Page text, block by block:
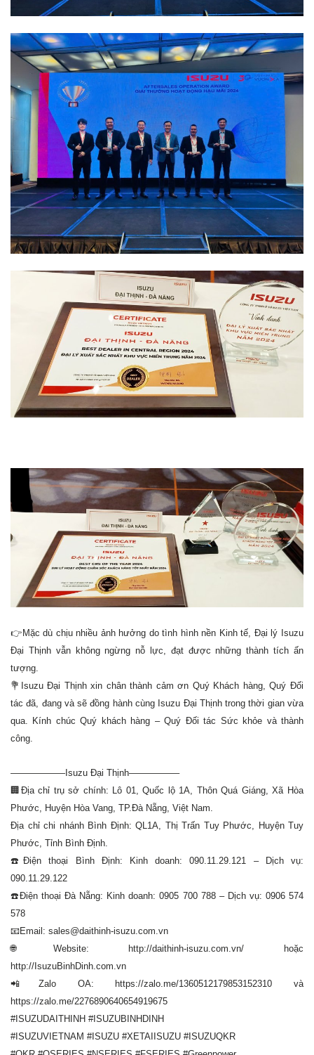
👉Mặc dù chịu nhiều ảnh hưởng do tình hình nền Kinh tế, Đại lý Isuzu
Đại Thịnh vẫn không ngừng nỗ lực, đạt được những thành tích ấn
tượng.
💐Isuzu Đại Thịnh xin chân thành cảm ơn Quý Khách hàng, Quý Đối
tác đã, đang và sẽ đồng hành cùng Isuzu Đại Thịnh trong thời gian vừa
qua. Kính chúc Quý khách hàng – Quý Đối tác Sức khỏe và thành
công.
——————Isuzu Đại Thịnh—————–
🏢Địa chỉ trụ sở chính: Lô 01, Quốc lộ 1A, Thôn Quá Giáng, Xã Hòa
Phước, Huyện Hòa Vang, TP.Đà Nẵng, Việt Nam.
Địa chỉ chi nhánh Bình Định: QL1A, Thị Trấn Tuy Phước, Huyện Tuy
Phước, Tỉnh Bình Định.
☎️Điện thoại Bình Định: Kinh doanh: 090.11.29.121 – Dịch vụ:
090.11.29.122
☎️Điện thoại Đà Nẵng: Kinh doanh: 0905 700 788 – Dịch vụ: 0906 574
578
📧Email: sales@daithinh-isuzu.com.vn
🌐Website: http://daithinh-isuzu.com.vn/ hoặc
http://IsuzuBinhDinh.com.vn
📲Zalo OA: https://zalo.me/1360512179853152310 và
https://zalo.me/2276890640654919675
#ISUZUDAITHINH #ISUZUBINHDINH
#ISUZUVIETNAM #ISUZU #XETAIISUZU #ISUZUQKR